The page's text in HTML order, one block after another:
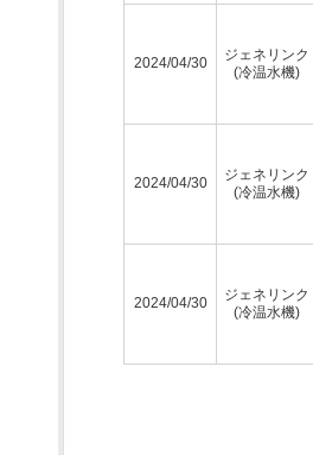
2024/04/30
ジェネリンク
(冷温水機)
2024/04/30
ジェネリンク
(冷温水機)
2024/04/30
ジェネリンク
(冷温水機)